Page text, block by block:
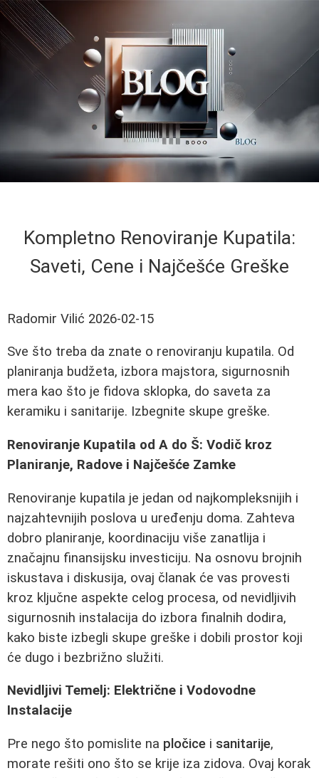
Kompletno Renoviranje Kupatila:
Saveti, Cene i Najčešće Greške
Radomir Vilić 2026-02-15
Sve što treba da znate o renoviranju kupatila. Od
planiranja budžeta, izbora majstora, sigurnosnih
mera kao što je fidova sklopka, do saveta za
keramiku i sanitarije. Izbegnite skupe greške.
Renoviranje Kupatila od A do Š: Vodič kroz
Planiranje, Radove i Najčešće Zamke
Renoviranje kupatila je jedan od najkompleksnijih i
najzahtevnijih poslova u uređenju doma. Zahteva
dobro planiranje, koordinaciju više zanatlija i
značajnu finansijsku investiciju. Na osnovu brojnih
iskustava i diskusija, ovaj članak će vas provesti
kroz ključne aspekte celog procesa, od nevidljivih
sigurnosnih instalacija do izbora finalnih dodira,
kako biste izbegli skupe greške i dobili prostor koji
će dugo i bezbrižno služiti.
Nevidljivi Temelj: Električne i Vodovodne
Instalacije
Pre nego što pomislite na pločice i sanitarije,
morate rešiti ono što se krije iza zidova. Ovaj korak